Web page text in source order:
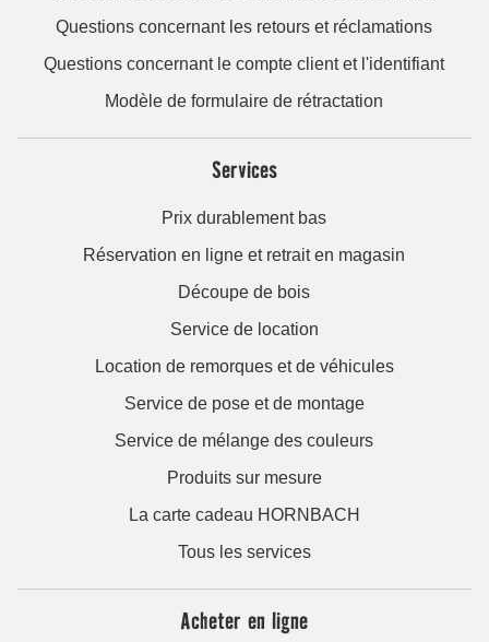
Questions concernant les retours et réclamations
Questions concernant le compte client et l'identifiant
Modèle de formulaire de rétractation
Services
Prix durablement bas
Réservation en ligne et retrait en magasin
Découpe de bois
Service de location
Location de remorques et de véhicules
Service de pose et de montage
Service de mélange des couleurs
Produits sur mesure
La carte cadeau HORNBACH
Tous les services
Acheter en ligne